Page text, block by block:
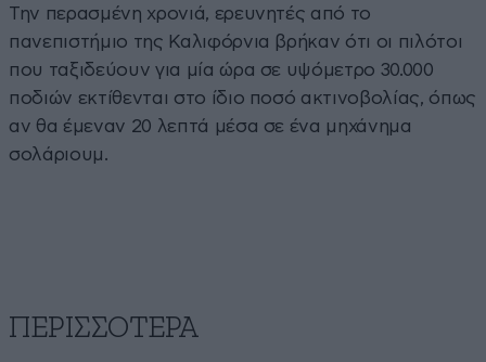
Την περασμένη χρονιά, ερευνητές από το
πανεπιστήμιο της Καλιφόρνια βρήκαν ότι οι πιλότοι
που ταξιδεύουν για μία ώρα σε υψόμετρο 30.000
ποδιών εκτίθενται στο ίδιο ποσό ακτινοβολίας, όπως
αν θα έμεναν 20 λεπτά μέσα σε ένα μηχάνημα
σολάριουμ.
ΠΕΡΙΣΣΟΤΕΡΑ